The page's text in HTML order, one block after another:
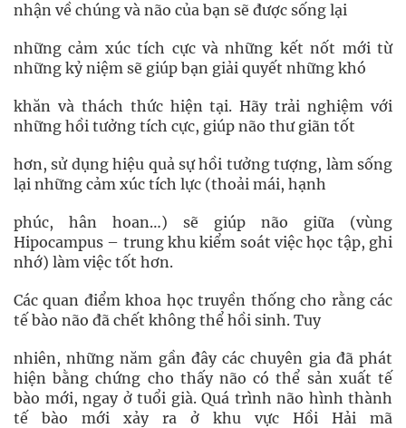
nhận về chúng và não của bạn sẽ được sống lại
những cảm xúc tích cực và những kết nốt mới từ
những kỷ niệm sẽ giúp bạn giải quyết những khó
khăn và thách thức hiện tại. Hãy trải nghiệm với
những hồi tưởng tích cực, giúp não thư giãn tốt
hơn, sử dụng hiệu quả sự hồi tưởng tượng, làm sống
lại những cảm xúc tích lực (thoải mái, hạnh
phúc, hân hoan…) sẽ giúp não giữa (vùng
Hipocampus – trung khu kiểm soát việc học tập, ghi
nhớ) làm việc tốt hơn.
Các quan điểm khoa học truyền thống cho rằng các
tế bào não đã chết không thể hồi sinh. Tuy
nhiên, những năm gần đây các chuyên gia đã phát
hiện bằng chứng cho thấy não có thể sản xuất tế
bào mới, ngay ở tuổi già. Quá trình não hình thành
tế bào mới xảy ra ở khu vực Hồi Hải mã